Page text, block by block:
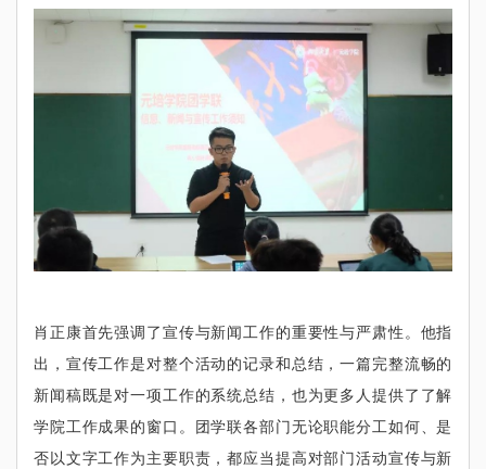
肖正康首先强调了宣传与新闻工作的重要性与严肃性。他指
出，宣传工作是对整个活动的记录和总结，一篇完整流畅的
新闻稿既是对一项工作的系统总结，也为更多人提供了了解
学院工作成果的窗口。团学联各部门无论职能分工如何、是
否以文字工作为主要职责，都应当提高对部门活动宣传与新